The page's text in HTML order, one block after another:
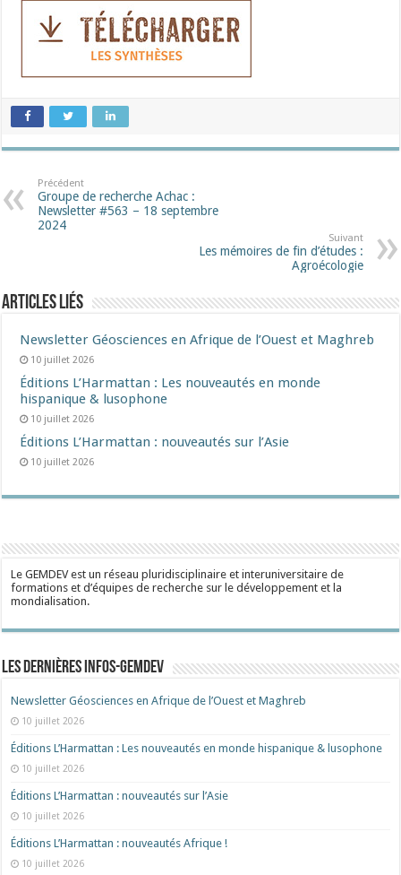
Précédent
Groupe de recherche Achac :
Newsletter #563 – 18 septembre
2024
Suivant
Les mémoires de fin d’études :
Agroécologie
Articles liés
Newsletter Géosciences en Afrique de l’Ouest et Maghreb
10 juillet 2026
Éditions L’Harmattan : Les nouveautés en monde
hispanique & lusophone
10 juillet 2026
Éditions L’Harmattan : nouveautés sur l’Asie
10 juillet 2026
Le GEMDEV est un réseau pluridisciplinaire et interuniversitaire de
formations et d’équipes de recherche sur le développement et la
mondialisation.
Les dernières Infos-Gemdev
Newsletter Géosciences en Afrique de l’Ouest et Maghreb
10 juillet 2026
Éditions L’Harmattan : Les nouveautés en monde hispanique & lusophone
10 juillet 2026
Éditions L’Harmattan : nouveautés sur l’Asie
10 juillet 2026
Éditions L’Harmattan : nouveautés Afrique !​
10 juillet 2026